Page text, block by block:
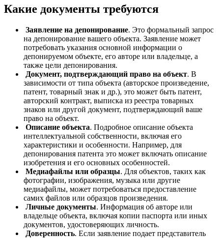
Какие документы требуются
Заявление на депонирование. Это формальный запрос
на депонирование вашего объекта. Заявление может
потребовать указания основной информации о
депонируемом объекте, его авторе или владельце, а
также цели депонирования.
Документ, подтверждающий право на объект. В
зависимости от типа объекта (авторское произведение,
патент, товарный знак и др.), это может быть патент,
авторский контракт, выписка из реестра товарных
знаков или другой документ, подтверждающий ваше
право на объект.
Описание объекта. Подробное описание объекта
интеллектуальной собственности, включая его
характеристики и особенности. Например, для
депонирования патента это может включать описание
изобретения и его основных особенностей.
Медиафайлы или образцы. Для объектов, таких как
фотографии, изображения, музыка или другие
медиафайлы, может потребоваться предоставление
самих файлов или образцов произведения.
Личные документы. Информация об авторе или
владельце объекта, включая копии паспорта или иных
документов, удостоверяющих личность.
Доверенность. Если заявление подает представитель